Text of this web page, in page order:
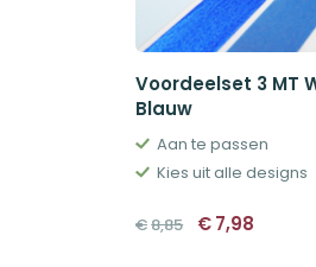
Voordeelset 3 MT
Blauw
Aan te passen
Kies uit alle designs
€8,85 prijs
€7,98